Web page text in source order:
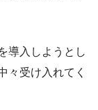
導入しようとし
々受け入れてく